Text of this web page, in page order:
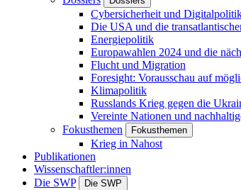
Cybersicherheit und
Die USA und die
Energiepolitik
Europawahlen 2024 und die
Flucht und Migration
Foresight: Vorausschau auf
Klimapolitik
Russlands Krieg gegen die
Vereinte Nationen und
Fokusthemen
Fokusthemen
Krieg in Nahost
Publikationen
Wissenschaftler:innen
Die SWP
Die SWP